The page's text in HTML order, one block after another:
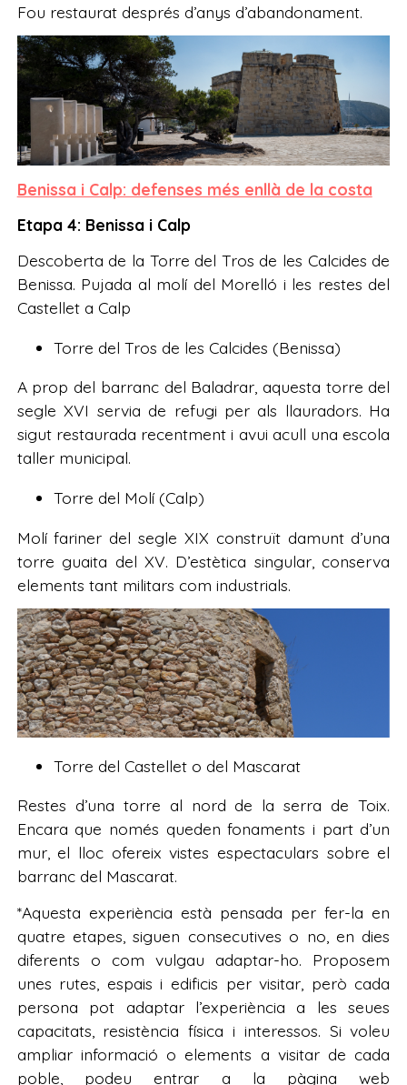
Fou restaurat després d’anys d’abandonament.
Benissa i Calp: defenses més enllà de la costa
Etapa 4: Benissa i Calp
Descoberta de la Torre del Tros de les Calcides de
Benissa. Pujada al molí del Morelló i les restes del
Castellet a Calp
Torre del Tros de les Calcides (Benissa)
A prop del barranc del Baladrar, aquesta torre del
segle XVI servia de refugi per als llauradors. Ha
sigut restaurada recentment i avui acull una escola
taller municipal.
Torre del Molí (Calp)
Molí fariner del segle XIX construït damunt d’una
torre guaita del XV. D’estètica singular, conserva
elements tant militars com industrials.
Torre del Castellet o del Mascarat
Restes d’una torre al nord de la serra de Toix.
Encara que només queden fonaments i part d’un
mur, el lloc ofereix vistes espectaculars sobre el
barranc del Mascarat.
*Aquesta experiència està pensada per fer-la en
quatre etapes, siguen consecutives o no, en dies
diferents o com vulgau adaptar-ho. Proposem
unes rutes, espais i edificis per visitar, però cada
persona pot adaptar l’experiència a les seues
capacitats, resistència física i interessos. Si voleu
ampliar informació o elements a visitar de cada
poble, podeu entrar a la pàgina web